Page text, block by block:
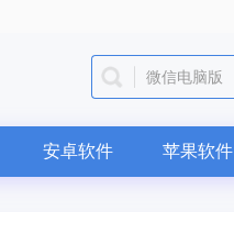
微信电脑版
安卓软件 苹果软件